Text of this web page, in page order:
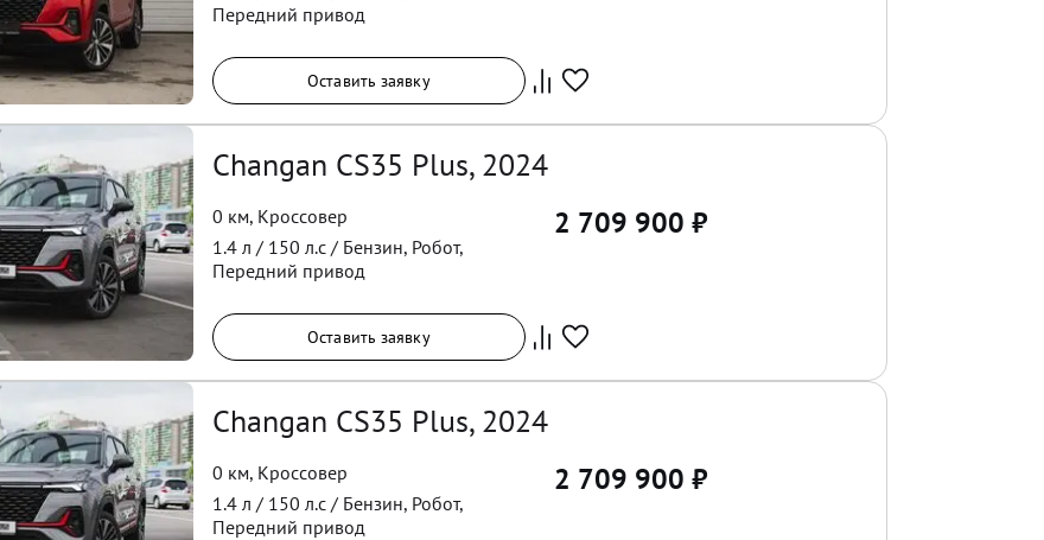
Передний привод
Оставить заявку
Changan CS35 Plus, 2024
0 км, Кроссовер
1.4л / 150 л.с / Бензин, Робот,
Передний привод
2 709 900 ₽
Оставить заявку
Changan CS35 Plus, 2024
0 км, Кроссовер
1.4л / 150 л.с / Бензин, Робот,
Передний привод
2 709 900 ₽